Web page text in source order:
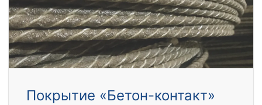
Покрытие «Бетон-контакт»